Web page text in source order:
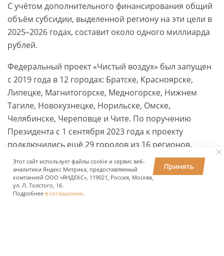
С учётом дополнительного финансирования общий
объём субсидии, выделенной региону на эти цели в
2025–2026 годах, составит около одного миллиарда
рублей.
Федеральный проект «Чистый воздух» был запущен
с 2019 года в 12 городах: Братске, Красноярске,
Липецке, Магнитогорске, Медногорске, Нижнем
Тагиле, Новокузнецке, Норильске, Омске,
Челябинске, Череповце и Чите. По поручению
Президента с 1 сентября 2023 года к проекту
подключились ещё 29 городов из 16 регионов,
преимущественно Сибири и Дальнего Востока.
ПОДЕЛИТЬСЯ
Этот сайт использует файлы cookie и сервис веб-
аналитики Яндекс Метрика, предоставляемый
компанией ООО «ЯНДЕКС», 119021, Россия, Москва,
ул. Л. Толстого, 16.
Подробнее в соглашении.
Принять